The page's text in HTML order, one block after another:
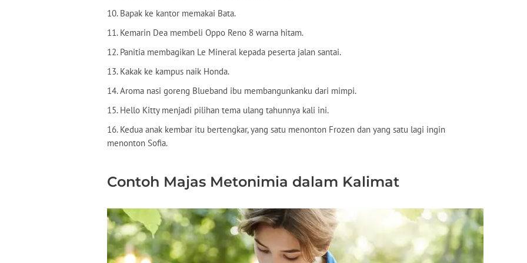
10. Bapak ke kantor memakai Bata.
11. Kemarin Dea membeli Oppo Reno 8 warna hitam.
12. Panitia membagikan Le Mineral kepada peserta jalan santai.
13. Kakak ke kampus naik Honda.
14. Aroma nasi goreng Blueband ibu membangunkanku dari mimpi.
15. Hello Kitty menjadi pilihan tema ulang tahunnya kali ini.
16. Kedua anak kembar itu bertengkar, yang satu menonton Frozen dan yang satu lagi ingin
menonton Sofia.
Contoh Majas Metonimia dalam Kalimat